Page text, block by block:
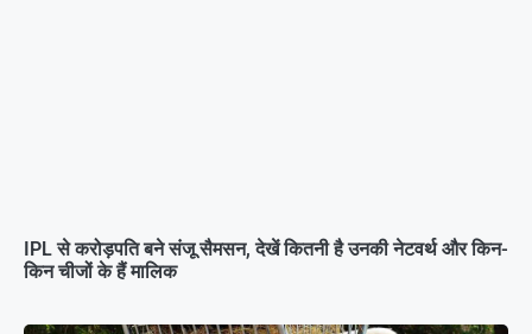
IPL से करोड़पति बने संजू सैमसन, देखें कितनी है उनकी नेटवर्थ और किन-
किन चीजों के हैं मालिक